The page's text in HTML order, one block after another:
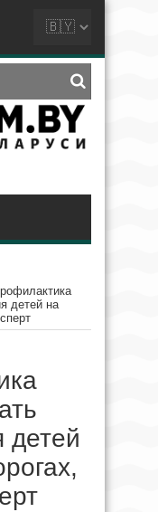
детей на
детей